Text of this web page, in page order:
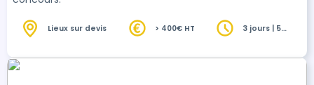
Lieux sur devis > 400€ HT
3 jours | 5